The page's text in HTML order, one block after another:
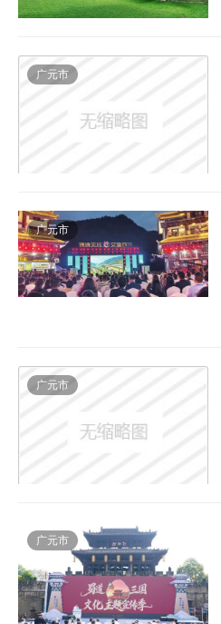
广元市
广元市
广元市
广元市